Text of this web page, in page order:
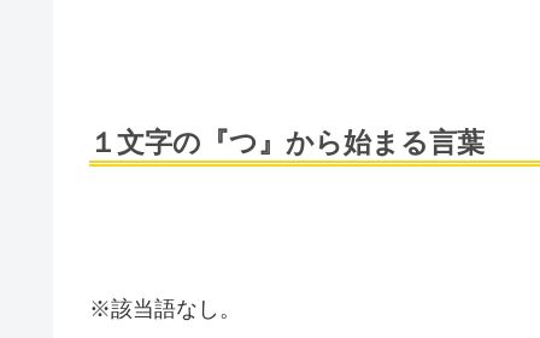
１文字の『つ』から始まる言葉
※該当語なし。